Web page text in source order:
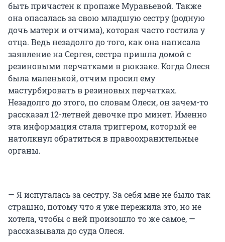
быть причастен к пропаже Муравьевой. Также
она опасалась за свою младшую сестру (родную
дочь матери и отчима), которая часто гостила у
отца. Ведь незадолго до того, как она написала
заявление на Сергея, сестра пришла домой с
резиновыми перчатками в рюкзаке. Когда Олеся
была маленькой, отчим просил ему
мастурбировать в резиновых перчатках.
Незадолго до этого, по словам Олеси, он зачем-то
рассказал 12-летней девочке про минет. Именно
эта информация стала триггером, который ее
натолкнул обратиться в правоохранительные
органы.
— Я испугалась за сестру. За себя мне не было так
страшно, потому что я уже пережила это, но не
хотела, чтобы с ней произошло то же самое, —
рассказывала до суда Олеся.